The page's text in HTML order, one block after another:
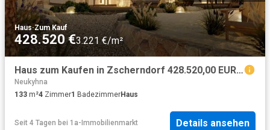
Haus·Zum Kauf
428.520 €3.221 €/m²
Haus zum Kaufen in Zscherndorf 428.520,00 EUR 133 m²
Neukyhna
133 m²4 Zimmer1 BadezimmerHaus
Seit 4 Tagen bei 1a-Immobilienmarkt Details ansehen